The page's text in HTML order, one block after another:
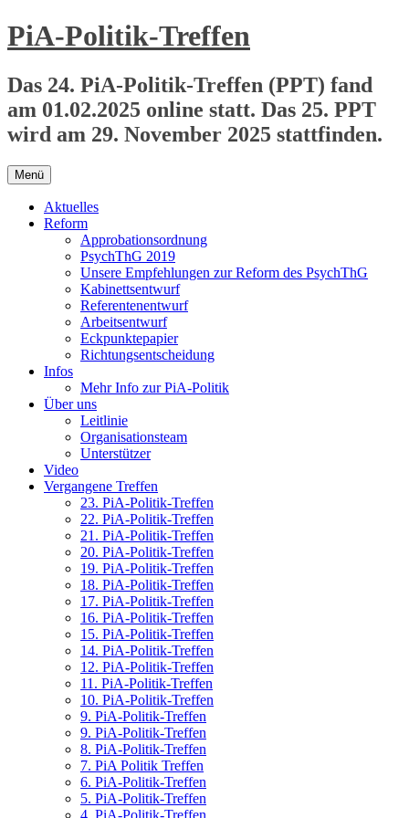
Zum
Inhalt
PiA-Politik-Treffen
Das 24. PiA-Politik-Treffen (PPT) fand
am 01.02.2025 online statt. Das 25. PPT
wird am 29. November 2025 stattfinden.
Menü
Aktuelles
Reform
Approbationsordnung
PsychThG 2019
Unsere Empfehlungen zur Reform des PsychThG
Kabinettsentwurf
Referentenentwurf
Arbeitsentwurf
Eckpunktepapier
Richtungsentscheidung
Infos
Mehr Info zur PiA-Politik
Über uns
Leitlinie
Organisationsteam
Unterstützer
Video
Vergangene Treffen
23. PiA-Politik-Treffen
22. PiA-Politik-Treffen
21. PiA-Politik-Treffen
20. PiA-Politik-Treffen
19. PiA-Politik-Treffen
18. PiA-Politik-Treffen
17. PiA-Politik-Treffen
16. PiA-Politik-Treffen
15. PiA-Politik-Treffen
14. PiA-Politik-Treffen
12. PiA-Politik-Treffen
11. PiA-Politik-Treffen
10. PiA-Politik-Treffen
9. PiA-Politik-Treffen
9. PiA-Politik-Treffen
8. PiA-Politik-Treffen
7. PiA Politik Treffen
6. PiA-Politik-Treffen
5. PiA-Politik-Treffen
4. PiA-Politik-Treffen